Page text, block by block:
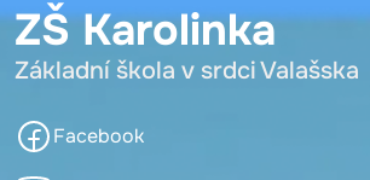
ZŠ Karolinka
Základní škola v srdci Valašska
Facebook